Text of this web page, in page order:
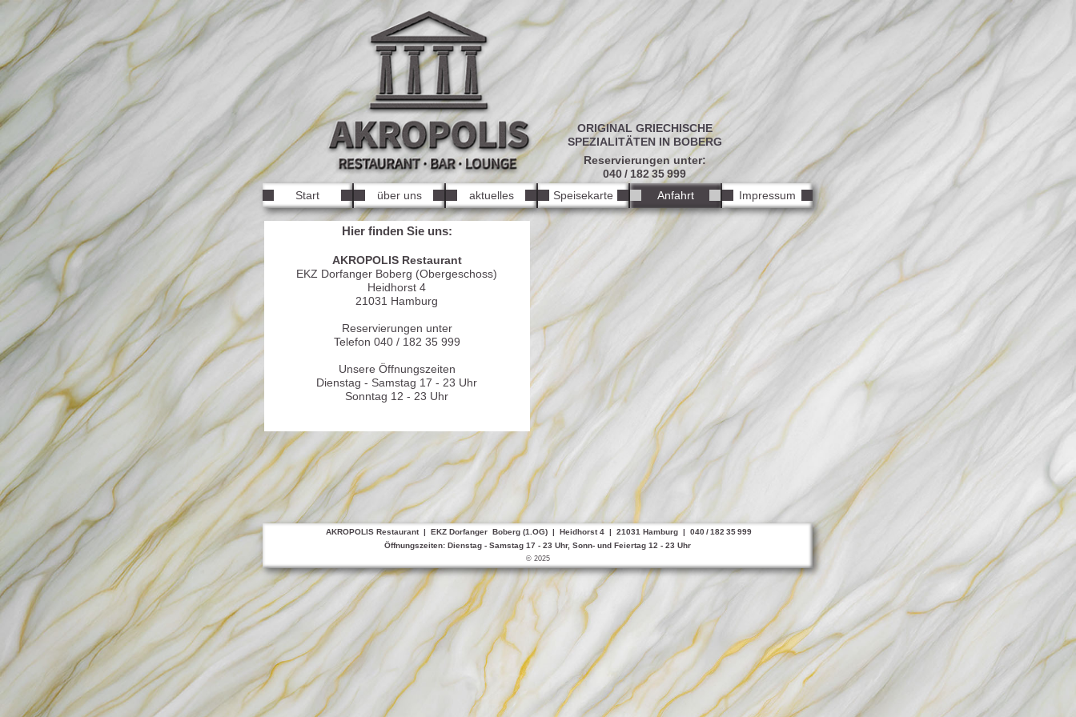
ORIGINAL GRIECHISCHE
SPEZIALITÄTEN IN BOBERG
Reservierungen unter:
040 / 182 35 999
Start
über uns aktuelles Speisekarte Anfahrt Impressum
Hier finden Sie uns:
AKROPOLIS Restaurant
EKZ Dorfanger Boberg (Obergeschoss)
Heidhorst 4
21031 Hamburg
Reservierungen unter
Telefon 040 / 182 35 999
Unsere Öffnungszeiten
Dienstag - Samstag 17 - 23 Uhr
Sonntag 12 - 23 Uhr
AKROPOLIS Restaurant | EKZ Dorfanger Boberg (1.OG) | Heidhorst 4 | 21031 Hamburg | 040 / 182 35 999
Öffnungszeiten: Dienstag - Samstag 17 - 23 Uhr, Sonn- und Feiertag 12 - 23 Uhr
© 2025